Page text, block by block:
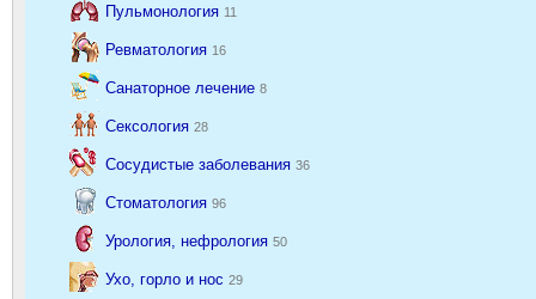
Пульмонология 11
Ревматология 16
Санаторное лечение 8
Сексология 28
Сосудистые заболевания 36
Стоматология 96
Урология, нефрология 50
Ухо, горло и нос 29